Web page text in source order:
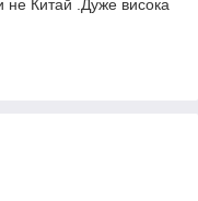
не Китай .Дуже висока